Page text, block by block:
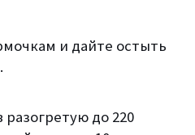
и дайте остыть
до 220